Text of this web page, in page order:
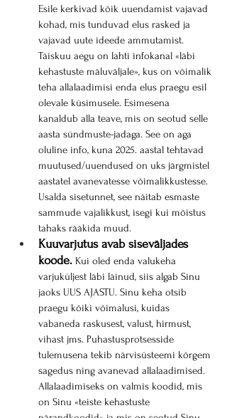
Esile kerkivad kõik uuendamist vajavad
kohad, mis tunduvad elus rasked ja
vajavad uute ideede ammutamist.
Täiskuu aegu on lahti infokanal «läbi
kehastuste mäluväljale», kus on võimalik
teha allalaadimisi enda elus praegu esil
olevale küsimusele. Esimesena
kanaldub alla teave, mis on seotud selle
aasta sündmuste-jadaga. See on aga
oluline info, kuna 2025. aastal tehtavad
muutused/uuendused on uks järgmistel
aastatel avanevatesse võimalikkustesse.
Usalda sisetunnet, see näitab esmaste
sammude vajalikkust, isegi kui mõistus
tahaks rääkida muud.
Kuuvarjutus avab siseväljades
koode. Kui oled enda valukeha
varjuküljest läbi läinud, siis algab Sinu
jaoks UUS AJASTU. Sinu keha otsib
praegu kõiki võimalusi, kuidas
vabaneda raskusest, valust, hirmust,
vihast jms. Puhastusprotsesside
tulemusena tekib närvisüsteemi kõrgem
sagedus ning avanevad allalaadimised.
Allalaadimiseks on valmis koodid, mis
on Sinu «teiste kehastuste